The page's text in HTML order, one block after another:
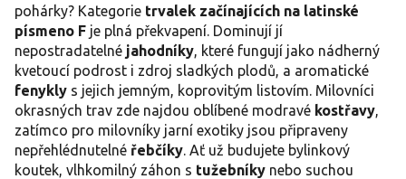
pohárky? Kategorie trvalek začínajících na latinské
písmeno F je plná překvapení. Dominují jí
nepostradatelné jahodníky , které fungují jako nádherný
kvetoucí podrost i zdroj sladkých plodů, a aromatické
fenykly s jejich jemným, koprovitým listovím. Milovníci
okrasných trav zde najdou oblíbené modravé kostřavy
zatímco pro milovníky jarní exotiky jsou připraveny
nepřehlédnutelné řebčíky . Ať už budujete bylinkový
koutek, vlhkomilný záhon s tužebníky nebo suchou